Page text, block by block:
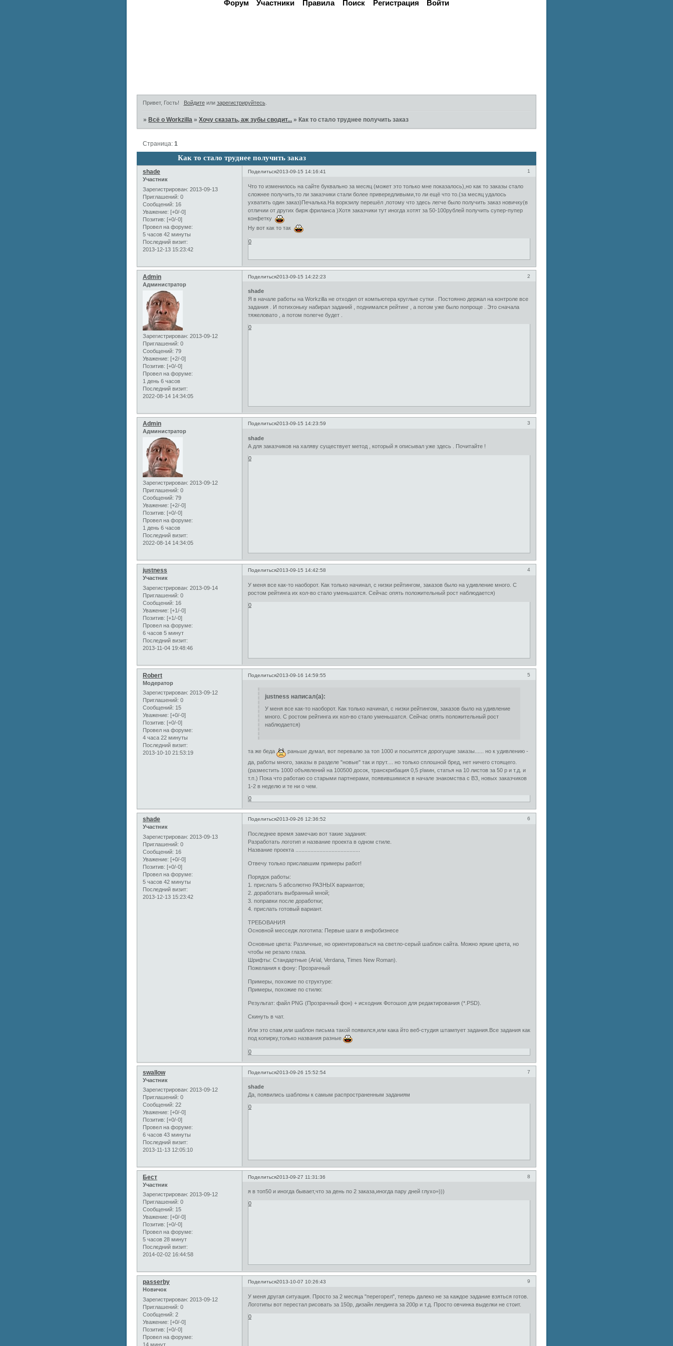
Форум Участники Правила Поиск Регистрация Войти
Привет, Гость! Войдитеили зарегистрируйтесь.
» Всё о Workzilla »Хочу сказать, аж зубы сводит... » Как то стало труднее получить заказ
Как то стало труднее получить заказ
Страница:1
Поделиться 1
2013-09-15 14:16:41
shade
Участник
Зарегистрирован: 2013-09-13
Приглашений: 0
Сообщений: 16
Уважение: [+0/-0]
Позитив: [+0/-0]
Провел на форуме:
5 часов 42 минуты
Последний визит:
2013-12-13 15:23:42
Что то изменилось на сайте буквально за месяц (может это только мне показалось),но как то заказы стало
сложнее получить,то ли заказчики стали более привередливыми,то ли ещё что то.(за месяц удалось
ухватить один заказ)Печалька.На воркзилу перешёл ,потому что здесь легче было получить заказ новичку(в
отличии от других бирж фриланса )Хотя заказчики тут иногда хотят за 50-100рублей получить супер-пупер
конфетку
Ну вот как то так
0
Поделиться 2
2013-09-15 14:22:23
Admin
Администратор
Зарегистрирован: 2013-09-12
Приглашений: 0
Сообщений: 79
Уважение: [+2/-0]
Позитив: [+0/-0]
Провел на форуме:
1 день 6 часов
Последний визит:
2022-08-14 14:34:05
shade
Я в начале работы на Workzilla не отходил от компьютера круглые сутки . Постоянно держал на контроле все
задания . И потихоньку набирал заданий , поднимался рейтинг , а потом уже было попроще . Это сначала
тяжеловато , а потом полегче будет .
0
Поделиться 3
2013-09-15 14:23:59
Admin
Администратор
Зарегистрирован: 2013-09-12
Приглашений: 0
Сообщений: 79
Уважение: [+2/-0]
Позитив: [+0/-0]
Провел на форуме:
1 день 6 часов
Последний визит:
2022-08-14 14:34:05
shade
А для заказчиков на халяву существует метод , который я описывал уже здесь . Почитайте !
0
Поделиться 4
2013-09-15 14:42:58
justness
Участник
Зарегистрирован: 2013-09-14
Приглашений: 0
Сообщений: 16
Уважение: [+1/-0]
Позитив: [+1/-0]
Провел на форуме:
6 часов 5 минут
Последний визит:
2013-11-04 19:48:46
У меня все как-то наоборот. Как только начинал, с низки рейтингом, заказов было на удивление много. С
ростом рейтинга их кол-во стало уменьшатся. Сейчас опять положительный рост наблюдается)
0
Поделиться 5
2013-09-16 14:59:55
Robert
Модератор
Зарегистрирован: 2013-09-12
Приглашений: 0
Сообщений: 15
Уважение: [+0/-0]
Позитив: [+0/-0]
Провел на форуме:
4 часа 22 минуты
Последний визит:
2013-10-10 21:53:19
justness написал(а):
У меня все как-то наоборот. Как только начинал, с низки рейтингом, заказов было на удивление
много. С ростом рейтинга их кол-во стало уменьшатся. Сейчас опять положительный рост
наблюдается)
та же беда
раньше думал, вот перевалю за топ 1000 и посыпятся дорогущие заказы...... но к удивлению -
да, работы много, заказы в разделе "новые" так и прут.... но только сплошной бред, нет ничего стоящего.
(разместить 1000 объявлений на 100500 досок, транскрибация 0,5 р\мин, статья на 10 листов за 50 р и т.д. и
т.п.) Пока что работаю со старыми партнерами, появившимися в начале знакомства с ВЗ, новых заказчиков
1-2 в неделю и те ни о чем.
0
Поделиться 6
2013-09-26 12:36:52
shade
Участник
Зарегистрирован: 2013-09-13
Приглашений: 0
Сообщений: 16
Уважение: [+0/-0]
Позитив: [+0/-0]
Провел на форуме:
5 часов 42 минуты
Последний визит:
2013-12-13 15:23:42
Последнее время замечаю вот такие задания:
Разработать логотип и название проекта в одном стиле.
Название проекта ...........................................
Отвечу только приславшим примеры работ!
Порядок работы:
1. прислать 5 абсолютно РАЗНЫХ вариантов;
2. доработать выбранный мной;
3. поправки после доработки;
4. прислать готовый вариант.
ТРЕБОВАНИЯ
Основной месседж логотипа: Первые шаги в инфобизнесе
Основные цвета: Различные, но ориентироваться на светло-серый шаблон сайта. Можно яркие цвета, но
чтобы не резало глаза.
Шрифты: Стандартные (Arial, Verdana, Times New Roman).
Пожелания к фону: Прозрачный
Примеры, похожие по структуре:
Примеры, похожие по стилю:
Результат: файл PNG (Прозрачный фон) + исходник Фотошоп для редактирования (*.PSD).
Скинуть в чат.
Или это спам,или шаблон письма такой появился,или кака йто веб-студия штампует задания.Все задания как
под копирку,только названия разные
0
Поделиться 7
2013-09-26 15:52:54
swallow
Участник
Зарегистрирован: 2013-09-12
Приглашений: 0
Сообщений: 22
Уважение: [+0/-0]
Позитив: [+0/-0]
Провел на форуме:
6 часов 43 минуты
Последний визит:
2013-11-13 12:05:10
shade
Да, появились шаблоны к самым распространенным заданиям
0
Поделиться 8
2013-09-27 11:31:36
Бест
Участник
Зарегистрирован: 2013-09-12
Приглашений: 0
Сообщений: 15
Уважение: [+0/-0]
Позитив: [+0/-0]
Провел на форуме:
5 часов 28 минут
Последний визит:
2014-02-02 16:44:58
я в топ50 и иногда бывает,что за день по 2 заказа,иногда пару дней глухо=)))
0
Поделиться 9
2013-10-07 10:26:43
passerby
Новичок
Зарегистрирован: 2013-09-12
Приглашений: 0
Сообщений: 2
Уважение: [+0/-0]
Позитив: [+0/-0]
Провел на форуме:
14 минут
У меня другая ситуация. Просто за 2 месяца "перегорел", теперь далеко не за каждое задание взяться готов.
Логотипы вот перестал рисовать за 150р, дизайн лендинга за 200р и т.д. Просто овчинка выделки не стоит.
0